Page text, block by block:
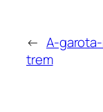
← A-
trem